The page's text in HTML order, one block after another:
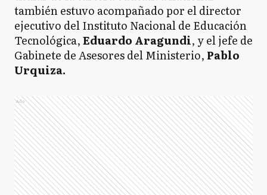
también estuvo acompañado por el director
ejecutivo del Instituto Nacional de Educación
Tecnológica,Eduardo Aragundi, y el jefe de
Gabinete de Asesores del Ministerio, Pablo
Urquiza.
Ads